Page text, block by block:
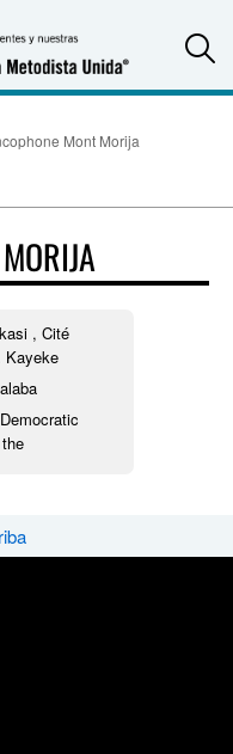
Mont Morija
, Cité
Kayeke